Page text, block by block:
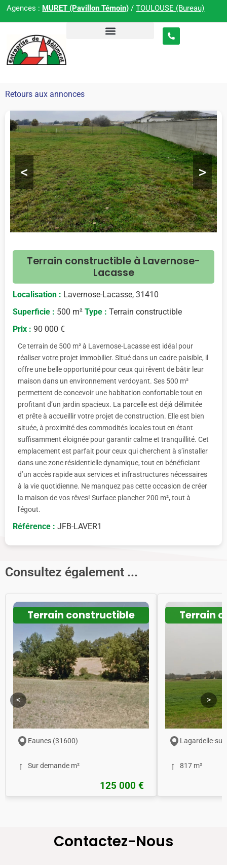
Agences : MURET (Pavillon Témoin) /TOULOUSE (Bureau)
Retours aux annonces
< >
Terrain constructible à Lavernose-
Lacasse
Localisation : Lavernose-Lacasse, 31410
Superficie : 500 m² Type : Terrain constructible
Prix : 90 000 €
Ce terrain de 500 m² à Lavernose-Lacasse est idéal pour
réaliser votre projet immobilier. Situé dans un cadre paisible, il
offre une belle opportunité pour ceux qui rêvent de bâtir leur
maison dans un environnement verdoyant. Ses 500 m²
permettent de concevoir une habitation confortable tout en
profitant d’un jardin spacieux. La parcelle est déjà délimitée
et prête à accueillir votre projet de construction. Elle est bien
située, à proximité des commodités locales tout en étant
suffisamment éloignée pour garantir calme et tranquillité. Cet
emplacement est parfait pour ceux qui cherchent à s’installer
dans une zone résidentielle dynamique, tout en bénéficiant
d’un accès rapide aux services et infrastructures nécessaires
à la vie quotidienne. Ne manquez pas cette occasion de créer
la maison de vos rêves! Surface plancher 200 m², tout à
l'égout.
Référence : JFB-LAVER1
Consultez également ...
<
Terrain constructible
Eaunes (31600)
Sur demande m²
125 000 €
Terrain
Lagardelle-
817 m²
>
Contactez-Nous